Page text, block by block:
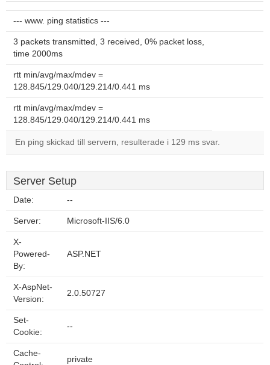
--- www. ping statistics ---
3 packets transmitted, 3 received, 0% packet loss,
time 2000ms
rtt min/avg/max/mdev =
128.845/129.040/129.214/0.441 ms
rtt min/avg/max/mdev =
128.845/129.040/129.214/0.441 ms
En ping skickad till servern, resulterade i 129 ms svar.
Server Setup
Date: --
Server: Microsoft-IIS/6.0
X-
Powered-
By:
ASP.NET
X-AspNet-
Version:
2.0.50727
Set-
Cookie:
--
Cache-
private